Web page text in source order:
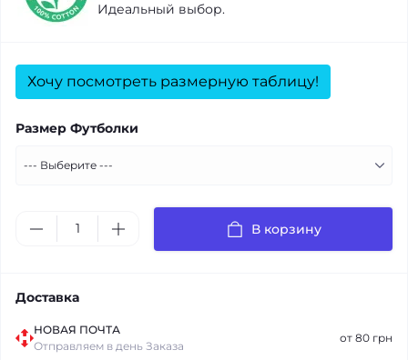
Идеальный выбор.
Хочу посмотреть размерную таблицу!
Размер Футболки
В корзину
Доставка
НОВАЯ ПОЧТА
Отправляем в день Заказа
от 80 грн